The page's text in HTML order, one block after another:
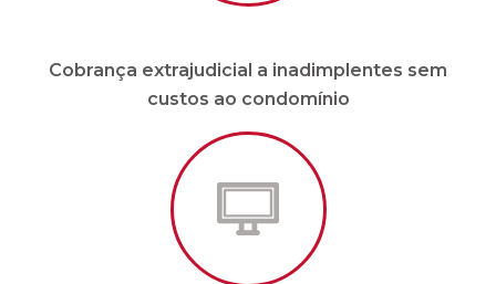
Site e APP em tempo real